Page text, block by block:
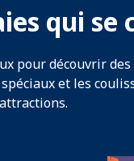
qui
pour découvrir
et les